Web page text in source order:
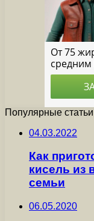
Популярные статьи
04.03.2022
Как
кисель из
семьи
06.05.2020